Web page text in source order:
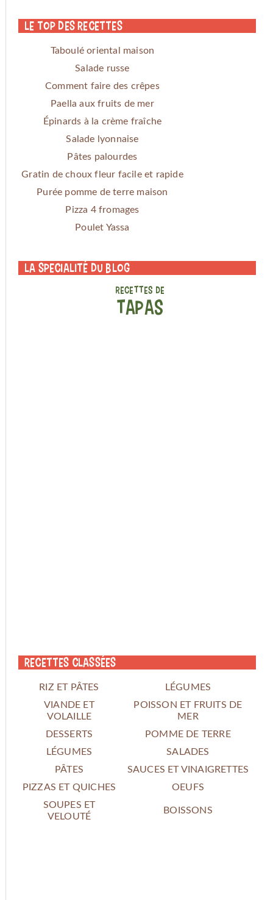
Le Top des Recettes
Taboulé oriental maison
Salade russe
Comment faire des crêpes
Paella aux fruits de mer
Épinards à la crème fraîche
Salade lyonnaise
Pâtes palourdes
Gratin de choux fleur facile et rapide
Purée pomme de terre maison
Pizza 4 fromages
Poulet Yassa
La specialité du blog
RECETTES DE
TAPAS
Recettes classées
RIZ ET PÂTES
LÉGUMES
VIANDE ET
VOLAILLE
POISSON ET FRUITS DE
MER
DESSERTS
POMME DE TERRE
LÉGUMES
SALADES
PÂTES
SAUCES ET VINAIGRETTES
PIZZAS ET QUICHES
OEUFS
SOUPES ET
VELOUTÉ
BOISSONS